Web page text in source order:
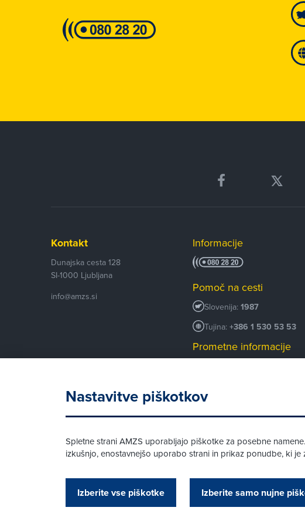
Kontakt
Dunajska cesta 128
SI-1000 Ljubljana
info@amzs.si
Informacije
Pomoč na cesti
Slovenija: 1987
Tujina: +386 1 530 53 53
Prometne informacije
iOS AMZS
Nastavitve piškotkov
Spletne strani AMZS uporabljajo piškotke za posebne
izkušnjo, enostavnejšo uporabo strani in prikaz ponudbe, ki je
Izberite vse piškotke Izberite samo nujne